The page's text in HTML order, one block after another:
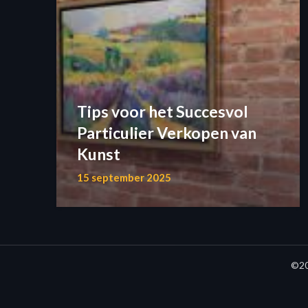
Tips voor het Succesvol
Particulier Verkopen van
Kunst
15 september 2025